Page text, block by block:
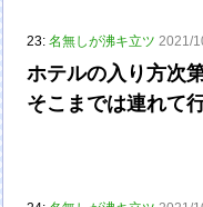
23:名無しが沸キ立ツ 2021/
ホテルの入り方次
そこまでは連れて